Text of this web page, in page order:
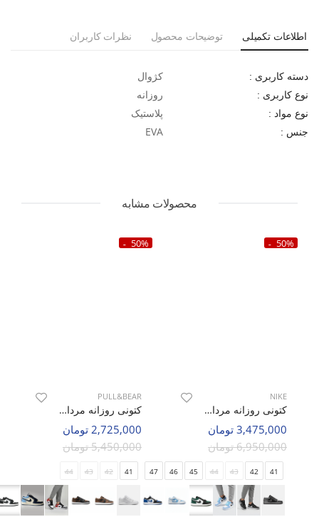
اطلاعات تکمیلی توضیحات محصول نظرات کاربران
دسته کاربری : کژوال
نوع کاربری : روزانه
نوع مواد : پلاستیک
جنس : EVA
محصولات مشابه
50%
NIKE
کتونی روزانه مردانه نایک Nike Air Jordan 1 Low LX M
3,475,000 تومان
6,950,000 تومان
41
42
43
44
45
46
47
50%
PULL&BEAR
کتونی روزانه مردانه پول اند بیر STWD M
2,725,000 تومان
5,450,000 تومان
41
42
43
44